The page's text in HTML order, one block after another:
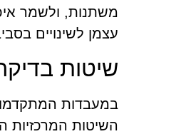
משתנות, ולשמר
עצמן לשינויים
שיטות
במעבדות
השיטות המרכזיות